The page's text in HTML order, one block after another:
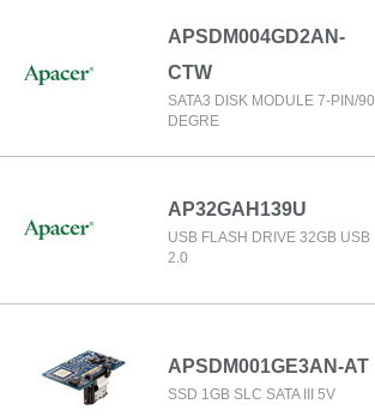
APSDM004GD2AN-
CTW
SATA3 DISK MODULE 7-PIN/90
DEGRE
AP32GAH139U
USB FLASH DRIVE 32GB USB
2.0
APSDM001GE3AN-AT
SSD 1GB SLC SATA III 5V